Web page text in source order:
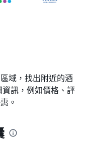
域，找出附近的酒
訊，例如價格、評
。